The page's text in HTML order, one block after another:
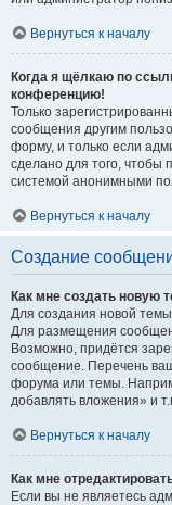
Вернуться к началу
Когда я щёлкаю по
конференцию!
Только
сообщения другим
форму, и только если
сделано для того, чтобы
системой анонимными
Вернуться к началу
Создание
Как мне создать новую
Для создания новой
Для размещения
Возможно, придётся
сообщение. Перечень
форума или темы.
добавлять вложения» и
Вернуться к началу
Как мне
Если вы не являетесь